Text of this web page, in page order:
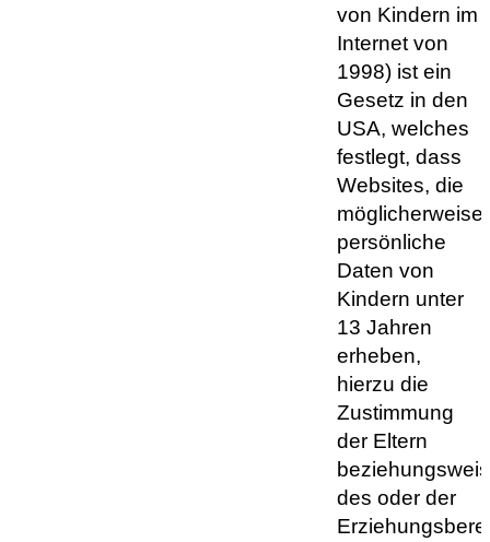
von Kindern im
Internet von
1998) ist ein
Gesetz in den
USA, welches
festlegt, dass
Websites, die
möglicherweise
persönliche
Daten von
Kindern unter
13 Jahren
erheben,
hierzu die
Zustimmung
der Eltern
des oder der